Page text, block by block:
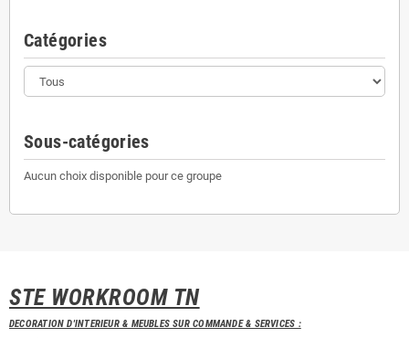
Catégories
Sous-catégories
Aucun choix disponible pour ce groupe
STE WORKROOM TN
DECORATION D'INTERIEUR & MEUBLES SUR COMMANDE & SERVICES :